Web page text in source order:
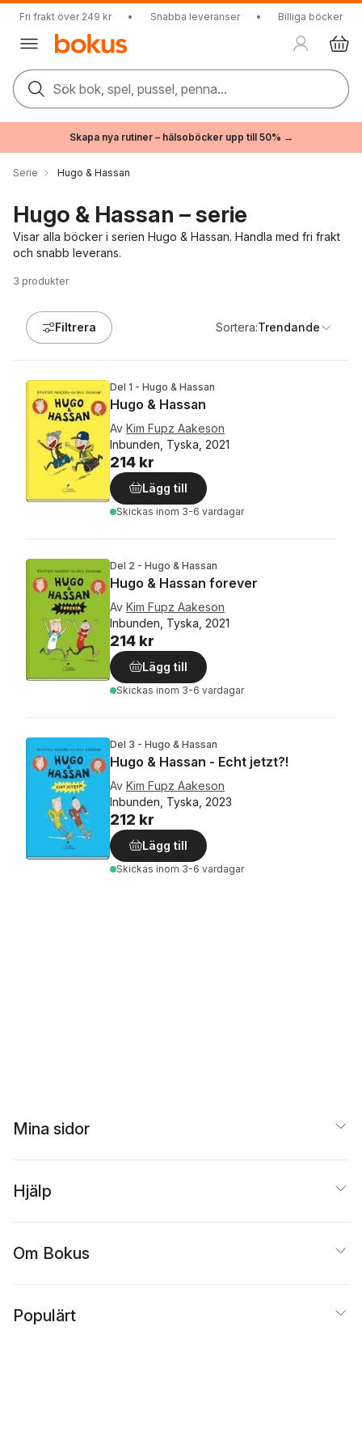
Fri frakt över 249 kr • Snabba leveranser • Billiga böcker
Sök bok, spel, pussel, penna...
Skapa nya rutiner – hälsoböcker upp till 50% →
Serie Hugo & Hassan
Hugo & Hassan – serie
Visar alla böcker i serien Hugo & Hassan. Handla med fri frakt
och snabb leverans.
3 produkter
Filtrera Sortera:Trendande
Del 1 - Hugo & Hassan
Hugo & Hassan
Av Kim Fupz Aakeson
Inbunden, Tyska, 2021
214 kr
Lägg till
Skickas inom 3-6 vardagar
Del 2 - Hugo & Hassan
Hugo & Hassan forever
Av Kim Fupz Aakeson
Inbunden, Tyska, 2021
214 kr
Lägg till
Skickas inom 3-6 vardagar
Del 3 - Hugo & Hassan
Hugo & Hassan - Echt jetzt?!
Av Kim Fupz Aakeson
Inbunden, Tyska, 2023
212 kr
Lägg till
Skickas inom 3-6 vardagar
Mina sidor
Hjälp
Om Bokus
Populärt